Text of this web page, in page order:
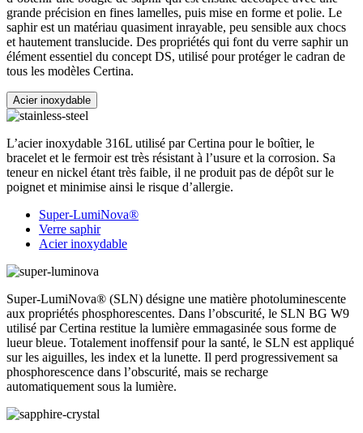
grande précision en fines lamelles, puis mise en forme et polie. Le
saphir est un matériau quasiment inrayable, peu sensible aux chocs
et hautement translucide. Des propriétés qui font du verre saphir un
élément essentiel du concept DS, utilisé pour protéger le cadran de
tous les modèles Certina.
Acier inoxydable
L’acier inoxydable 316L utilisé par Certina pour le boîtier, le
bracelet et le fermoir est très résistant à l’usure et la corrosion. Sa
teneur en nickel étant très faible, il ne produit pas de dépôt sur le
poignet et minimise ainsi le risque d’allergie.
Super-LumiNova®
Verre saphir
Acier inoxydable
Super-LumiNova® (SLN) désigne une matière photoluminescente
aux propriétés phosphorescentes. Dans l’obscurité, le SLN BG W9
utilisé par Certina restitue la lumière emmagasinée sous forme de
lueur bleue. Totalement inoffensif pour la santé, le SLN est appliqué
sur les aiguilles, les index et la lunette. Il perd progressivement sa
phosphorescence dans l’obscurité, mais se recharge
automatiquement sous la lumière.